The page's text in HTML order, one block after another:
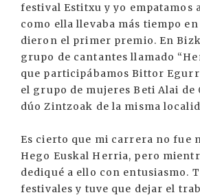
festival Estitxu y yo empatamos
como ella llevaba más tiempo
dieron el primer premio. En
grupo de cantantes llamado
que participábamos Bittor
el grupo de mujeres Beti Alai de
dúo Zintzoak de la misma
Es cierto que mi carrera no fue
Hego Euskal Herria, pero
dediqué a ello con entusiasmo.
festivales y tuve que dejar el